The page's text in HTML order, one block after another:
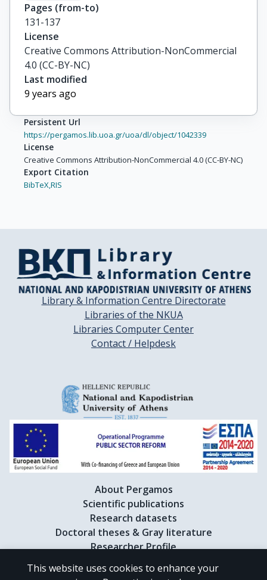
Pages (from-to)
131-137
License
Creative Commons Attribution-NonCommercial
4.0 (CC-BY-NC)
Last modified
9 years ago
Persistent Url
https://pergamos.lib.uoa.gr/uoa/dl/object/1042339
License
Creative Commons Attribution-NonCommercial 4.0 (CC-BY-NC)
Export Citation
BibTeX,RIS
Library & Information Centre Directorate
Libraries of the NKUA
Libraries Computer Center
Contact / Helpdesk
About Pergamos
Scientific publications
Research datasets
Doctoral theses & Gray literature
Researcher Profile
This website uses cookies to enhance your